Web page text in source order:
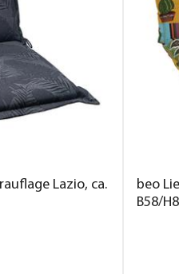
Lazio, ca.
beo
B58/